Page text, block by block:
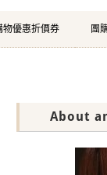
物優惠折價券 團
About